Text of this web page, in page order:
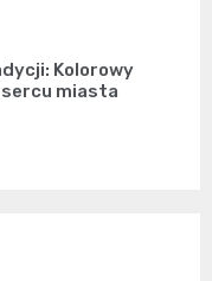
Kolorowy
sercu miasta